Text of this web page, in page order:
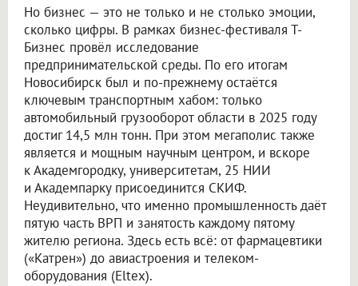
Но бизнес — это не только и не столько эмоции,
сколько цифры. В рамках бизнес-фестиваля Т-
Бизнес провёл исследование
предпринимательской среды. По его итогам
Новосибирск был и по-прежнему остаётся
ключевым транспортным хабом: только
автомобильный грузооборот области в 2025 году
достиг 14,5 млн тонн. При этом мегаполис также
является и мощным научным центром, и вскоре
к Академгородку, университетам, 25 НИИ
и Академпарку присоединится СКИФ.
Неудивительно, что именно промышленность даёт
пятую часть ВРП и занятость каждому пятому
жителю региона. Здесь есть всё: от фармацевтики
(«Катрен») до авиастроения и телеком-
оборудования (Eltex).